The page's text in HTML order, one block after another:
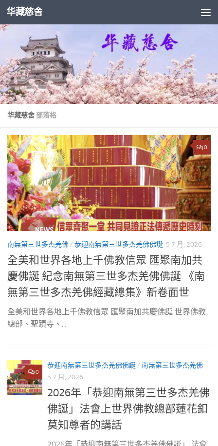
Skip to content
华藏慈舍
华藏慈舍部落格
0
南無第三世多杰羌佛/ 恭迎南無第三世多杰羌佛佛誕 5 7 月, 2026
全美和世界各地上千佛教信眾 匯聚南加共
慶佛誕 紀念南無第三世多杰羌佛佛誕 《南
無第三世多杰羌佛經藏總集》新卷面世
全美和世界各地上千佛教信眾 匯聚南加共慶佛誕 世界佛教
總部、聖蹟寺、...
0
恭迎南無第三世多杰羌佛佛誕/ 南無第三世多杰羌佛
5 7 月, 2026
2026年「恭迎南無第三世多杰羌佛
佛誕」法會上世界佛教總部蓮花釦
莫知尊者的講話